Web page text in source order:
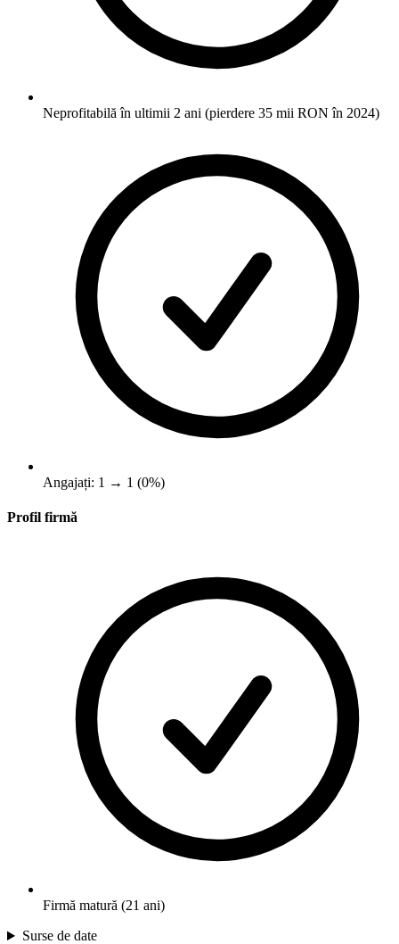
Neprofitabilă în ultimii 2 ani (pierdere 35 mii RON în 2024)
Angajați: 1 → 1 (0%)
Profil firmă
Firmă matură (21 ani)
Surse de date